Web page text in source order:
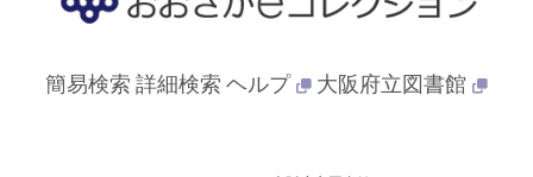
簡易検索 詳細検索 ヘルプ 大阪府立図書館